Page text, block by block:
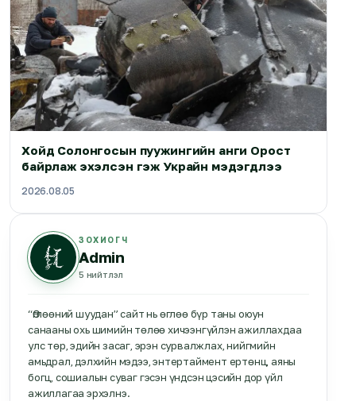
Хойд Солонгосын пуужингийн анги Орост
байрлаж эхэлсэн гэж Украйн мэдэгдлээ
2026.08.05
ЗОХИОГЧ
Admin
5 нийтлэл
“Өглөөний шуудан” сайт нь өглөө бүр таны оюун
санааны охь шимийн төлөө хичээнгүйлэн ажиллахдаа
улс төр, эдийн засаг, эрэн сурвалжлах, нийгмийн
амьдрал, дэлхийн мэдээ, энтертаймент ертөнц, аяны
богц, сошиалын суваг гэсэн үндсэн цэсийн дор үйл
ажиллагаа эрхэлнэ.